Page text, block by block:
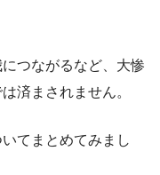
つながるなど、大惨
済まされません。
てまとめてみまし